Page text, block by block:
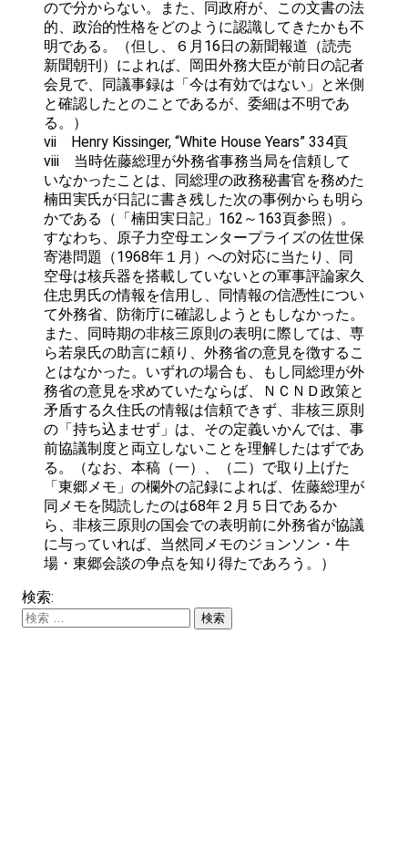
ので分からない。また、同政府が、この文書の法
的、政治的性格をどのように認識してきたかも不
明である。（但し、６月16日の新聞報道（読売
新聞朝刊）によれば、岡田外務大臣が前日の記者
会見で、同議事録は「今は有効ではない」と米側
と確認したとのことであるが、委細は不明であ
る。）
vii Henry Kissinger, “White House Years” 334頁
viii 当時佐藤総理が外務省事務当局を信頼して
いなかったことは、同総理の政務秘書官を務めた
楠田実氏が日記に書き残した次の事例からも明ら
かである（「楠田実日記」162～163頁参照）。
すなわち、原子力空母エンタープライズの佐世保
寄港問題（1968年１月）への対応に当たり、同
空母は核兵器を搭載していないとの軍事評論家久
住忠男氏の情報を信用し、同情報の信憑性につい
て外務省、防衛庁に確認しようともしなかった。
また、同時期の非核三原則の表明に際しては、専
ら若泉氏の助言に頼り、外務省の意見を徴するこ
とはなかった。いずれの場合も、もし同総理が外
務省の意見を求めていたならば、ＮＣＮＤ政策と
矛盾する久住氏の情報は信頼できず、非核三原則
の「持ち込ませず」は、その定義いかんでは、事
前協議制度と両立しないことを理解したはずであ
る。（なお、本稿（一）、（二）で取り上げた
「東郷メモ」の欄外の記録によれば、佐藤総理が
同メモを閲読したのは68年２月５日であるか
ら、非核三原則の国会での表明前に外務省が協議
に与っていれば、当然同メモのジョンソン・牛
場・東郷会談の争点を知り得たであろう。）
検索: